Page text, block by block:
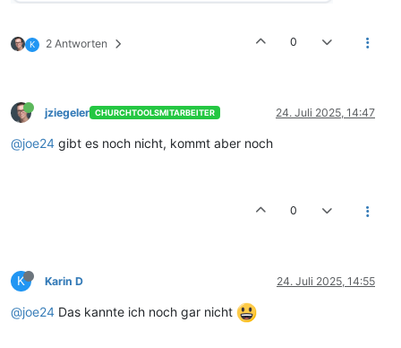
K 2 Antworten 0
jziegeler CHURCHTOOLSMITARBEITER 24. Juli 2025, 14:47
@joe24 gibt es noch nicht, kommt aber noch
0
K Karin D 24. Juli 2025, 14:55
@joe24 Das kannte ich noch gar nicht